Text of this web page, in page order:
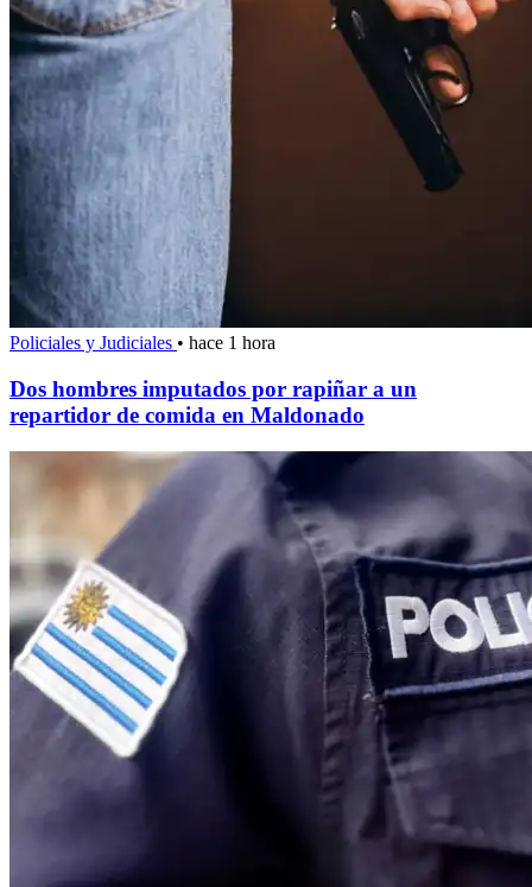
Policiales y Judiciales • hace 1 hora
Dos hombres imputados por rapiñar a un
repartidor de comida en Maldonado